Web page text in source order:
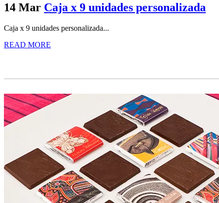
14 Mar Caja x 9 unidades personalizada
Caja x 9 unidades personalizada...
READ MORE